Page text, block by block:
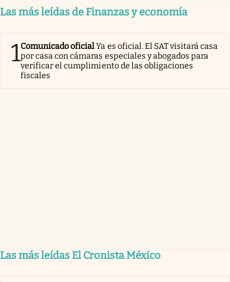
Las más leídas de Finanzas y economía
1Comunicado oficialYa es oficial. El SAT visitará casa
por casa con cámaras especiales y abogados para
verificar el cumplimiento de las obligaciones
fiscales
Las más leídas El Cronista México